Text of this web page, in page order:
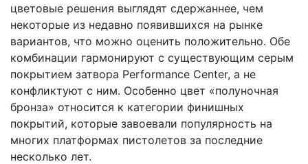
цветовые решения выглядят сдержаннее, чем
некоторые из недавно появившихся на рынке
вариантов, что можно оценить положительно. Обе
комбинации гармонируют с существующим серым
покрытием затвора Performance Center, а не
конфликтуют с ним. Особенно цвет «полуночная
бронза» относится к категории финишных
покрытий, которые завоевали популярность на
многих платформах пистолетов за последние
несколько лет.